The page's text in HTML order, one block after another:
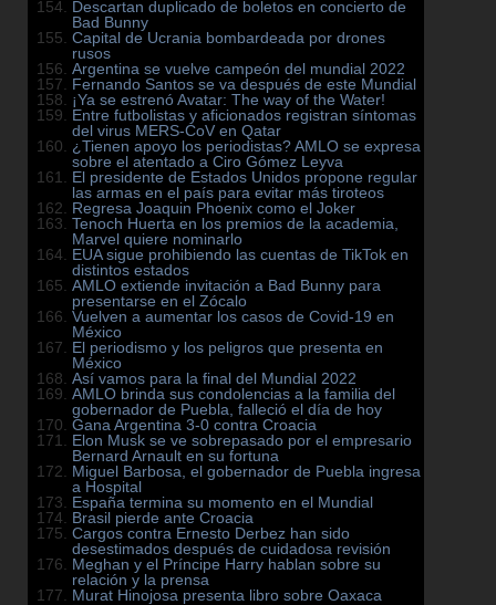
Descartan duplicado de boletos en concierto de
Bad Bunny
Capital de Ucrania bombardeada por drones
rusos
Argentina se vuelve campeón del mundial 2022
Fernando Santos se va después de este Mundial
¡Ya se estrenó Avatar: The way of the Water!
Entre futbolistas y aficionados registran síntomas
del virus MERS-CoV en Qatar
¿Tienen apoyo los periodistas? AMLO se expresa
sobre el atentado a Ciro Gómez Leyva
El presidente de Estados Unidos propone regular
las armas en el país para evitar más tiroteos
Regresa Joaquin Phoenix como el Joker
Tenoch Huerta en los premios de la academia,
Marvel quiere nominarlo
EUA sigue prohibiendo las cuentas de TikTok en
distintos estados
AMLO extiende invitación a Bad Bunny para
presentarse en el Zócalo
Vuelven a aumentar los casos de Covid-19 en
México
El periodismo y los peligros que presenta en
México
Así vamos para la final del Mundial 2022
AMLO brinda sus condolencias a la familia del
gobernador de Puebla, falleció el día de hoy
Gana Argentina 3-0 contra Croacia
Elon Musk se ve sobrepasado por el empresario
Bernard Arnault en su fortuna
Miguel Barbosa, el gobernador de Puebla ingresa
a Hospital
España termina su momento en el Mundial
Brasil pierde ante Croacia
Cargos contra Ernesto Derbez han sido
desestimados después de cuidadosa revisión
Meghan y el Príncipe Harry hablan sobre su
relación y la prensa
Murat Hinojosa presenta libro sobre Oaxaca